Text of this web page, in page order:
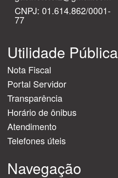
CNPJ: 01.614.862/0001-
77
Utilidade Pública
Nota Fiscal
Portal Servidor
Transparência
Horário de ônibus
Atendimento
Telefones úteis
Navegação